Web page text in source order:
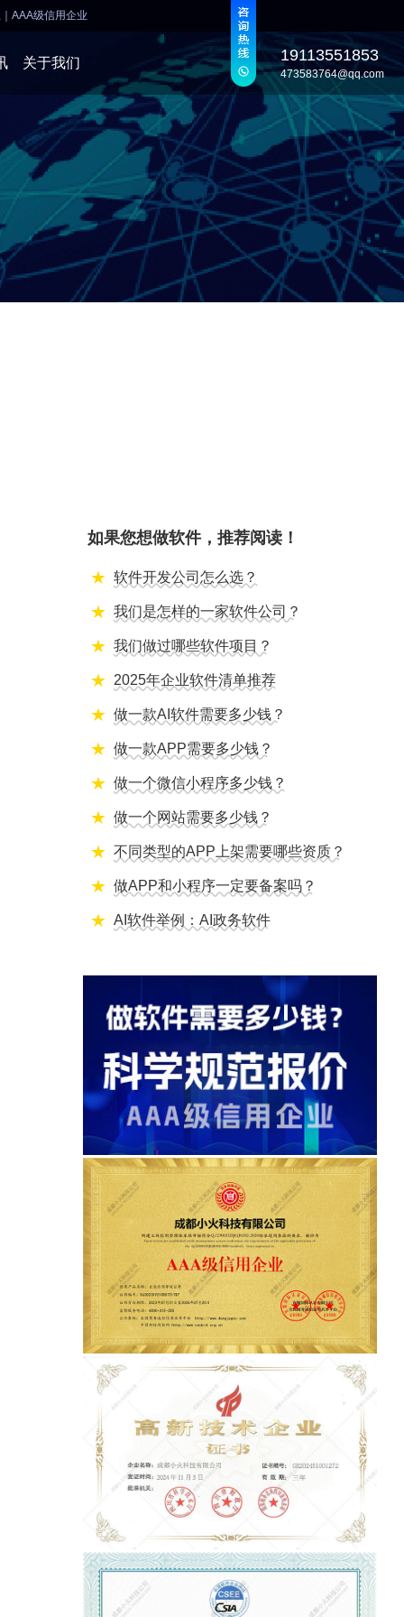
AAA级信用企业
关于我们 19113551853
473583764@qq.com
如果您想做软件，推荐阅读！
软件开发公司怎么选？
我们是怎样的一家软件公司？
我们做过哪些软件项目？
2025年企业软件清单推荐
做一款AI软件需要多少钱？
做一款APP需要多少钱？
做一个微信小程序多少钱？
做一个网站需要多少钱？
不同类型的APP上架需要哪些资质？
做APP和小程序一定要备案吗？
AI软件举例：AI政务软件